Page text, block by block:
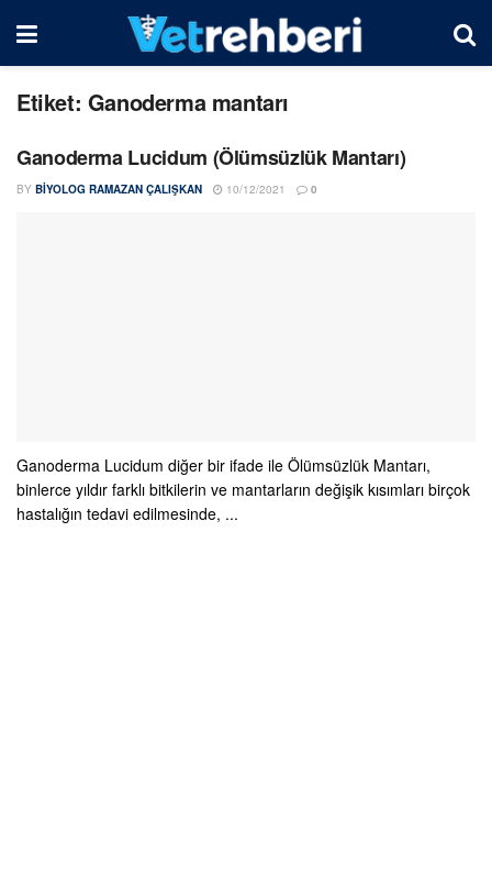
Etiket: Ganoderma mantarı
Ganoderma Lucidum (Ölümsüzlük Mantarı)
BY BIYOLOG RAMAZAN ÇALIŞKAN 10/12/2021 0
Ganoderma Lucidum diğer bir ifade ile Ölümsüzlük Mantarı,
binlerce yıldır farklı bitkilerin ve mantarların değişik kısımları birçok
hastalığın tedavi edilmesinde, ...